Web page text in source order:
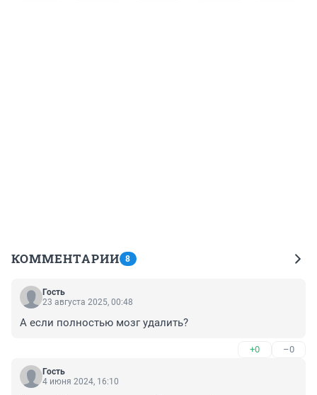
КОММЕНТАРИИ 8
Гость
23 августа 2025, 00:48
А если полностью мозг удалить?
+0 –0
Гость
4 июня 2024, 16:10